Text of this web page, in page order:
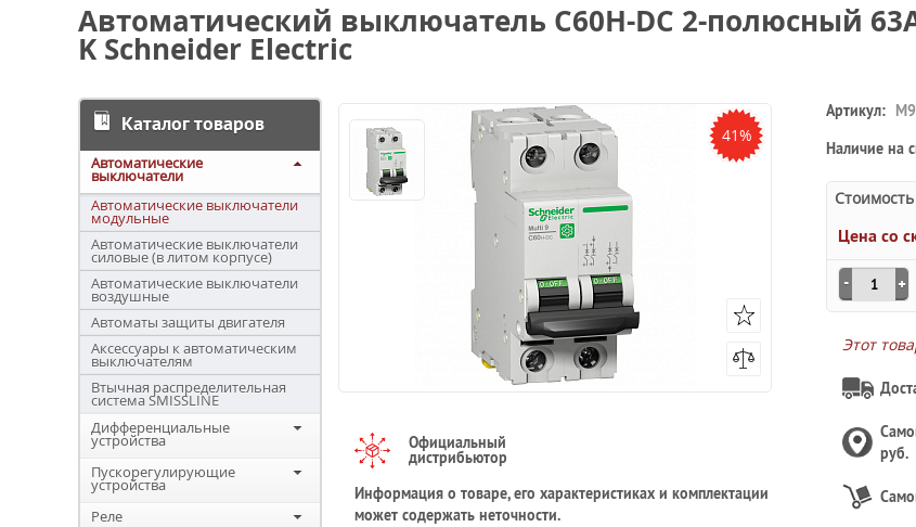
Автоматический выключатель C60H-DC 2-полюсный
K Schneider Electric
Каталог товаров
Автоматические
выключатели
Автоматические выключатели
модульные
Автоматические выключатели
силовые (в литом корпусе)
Автоматические выключатели
воздушные
Автоматы защиты двигателя
Аксессуары к автоматическим
выключателям
Втычная распределительная
система SMISSLINE
Дифференциальные
устройства
Пускорегулирующие
устройства
Реле
41%
Официальный
дистрибьютор
Информация о товаре, его характеристиках и комплектации
может содержать неточности.
Артикул:
Наличие на
Цена со
Этот
руб.